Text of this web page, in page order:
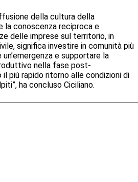
della cultura della
la conoscenza reciproca e
delle imprese sul territorio, in
significa investire in comunità più
e supportare la
nella fase post-
più rapido ritorno alle condizioni di
ha concluso Ciciliano.